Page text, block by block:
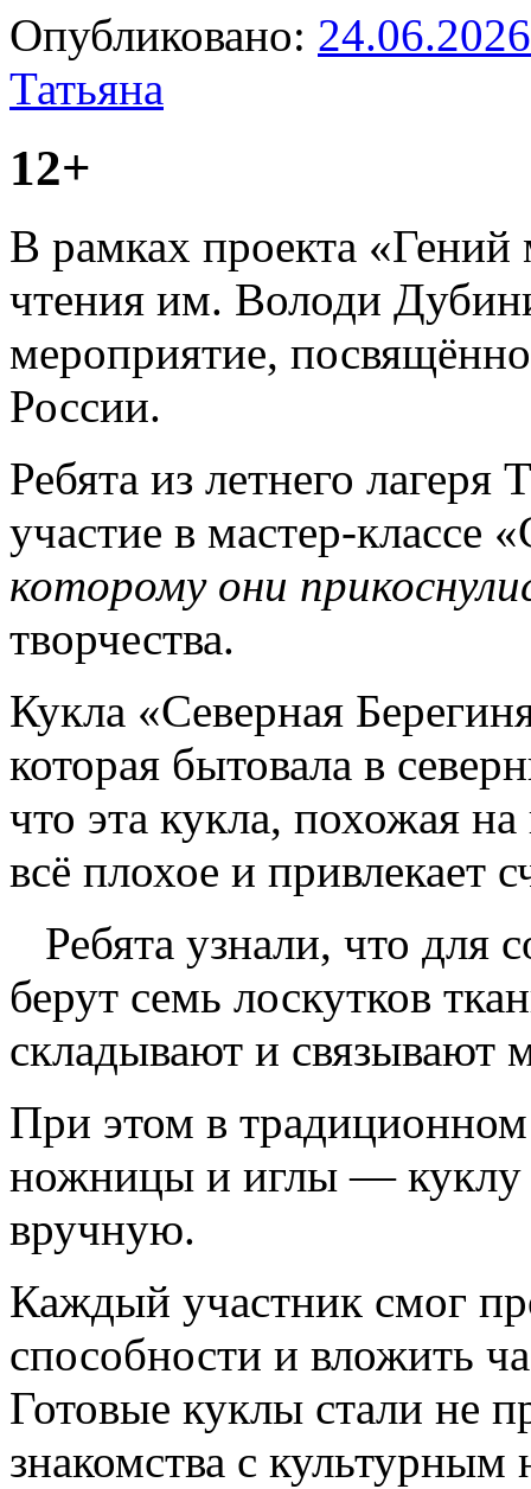
Опубликовано: 24.06.2026
Татьяна
12+
В рамках проекта «Гений
чтения им. Володи
мероприятие,
России.
Ребята из летнего
участие в мастер-классе
которому они
творчества.
Кукла «Северная
которая бытовала в
что эта кукла, похожая
всё плохое и привлекает
Ребята узнали, что для
берут семь лоскутков
складывают и связывают
При этом в
ножницы и иглы — куклу
вручную.
Каждый участник смог
способности и вложить
Готовые куклы стали не
знакомства с